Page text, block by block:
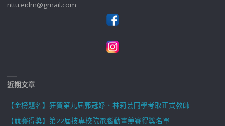
nttu.eidm@gmail.com
近期文章
【金榜題名】狂賀第九屆郭冠妤、林莉芸同學考取正式教師
【競賽得獎】第22屆技專校院電腦動畫競賽得獎名單